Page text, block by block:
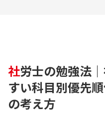
社労士の勉強法
すい科目別優先
の考え方